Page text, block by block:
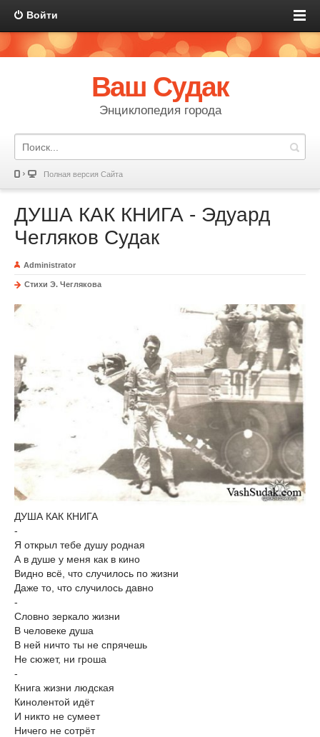
Войти
Ваш Судак
Энциклопедия города
Полная версия Сайта
ДУША КАК КНИГА - Эдуард
Чегляков Судак
Administrator
Стихи Э. Чеглякова
ДУША КАК КНИГА
-
Я открыл тебе душу родная
А в душе у меня как в кино
Видно всё, что случилось по жизни
Даже то, что случилось давно
-
Словно зеркало жизни
В человеке душа
В ней ничто ты не спрячешь
Не сюжет, ни гроша
-
Книга жизни людская
Кинолентой идёт
И никто не сумеет
Ничего не сотрёт